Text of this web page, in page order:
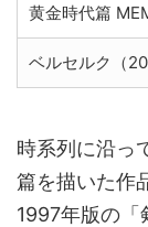
黄金時代篇
ベルセルク（
時系列に沿っ
篇を描いた作
1997年版の「